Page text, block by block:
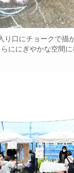
り口にチョークで描
ににぎやかな空間に